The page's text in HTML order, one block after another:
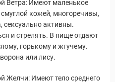
Ветра: Имеют маленькое
кожей, многоречивы,
сексуально активны.
и стрелять. В пище отдают
горькому и жгучему.
или лису.
Желчи: Имеют тело среднего